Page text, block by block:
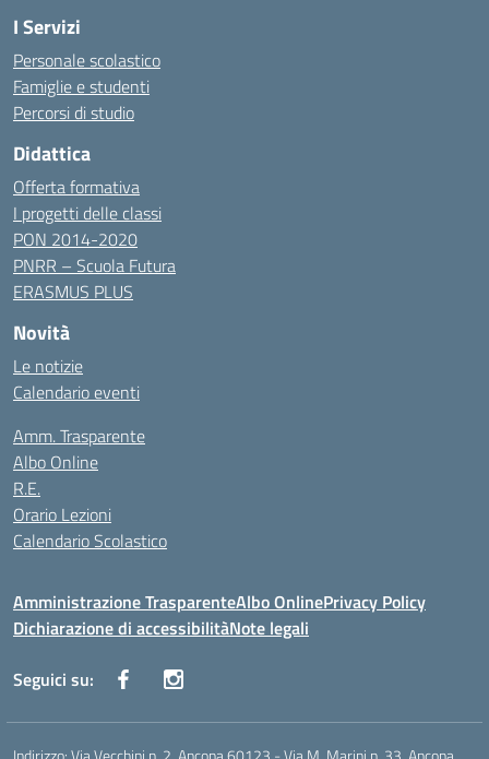
I Servizi
Personale scolastico
Famiglie e studenti
Percorsi di studio
Didattica
Offerta formativa
I progetti delle classi
PON 2014-2020
PNRR – Scuola Futura
ERASMUS PLUS
Novità
Le notizie
Calendario eventi
Amm. Trasparente
Albo Online
R.E.
Orario Lezioni
Calendario Scolastico
Amministrazione TrasparenteAlbo OnlinePrivacy Policy
Dichiarazione di accessibilitàNote legali
Seguici su: